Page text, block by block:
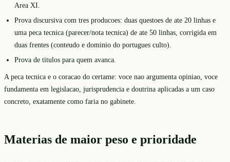
Area XI.
Prova discursiva com tres producoes: duas questoes de ate 20 linhas e
uma peca tecnica (parecer/nota tecnica) de ate 50 linhas, corrigida em
duas frentes (conteudo e dominio do portugues culto).
Prova de titulos para quem avanca.
A peca tecnica e o coracao do certame: voce nao argumenta opiniao, voce
fundamenta em legislacao, jurisprudencia e doutrina aplicadas a um caso
concreto, exatamente como faria no gabinete.
Materias de maior peso e prioridade